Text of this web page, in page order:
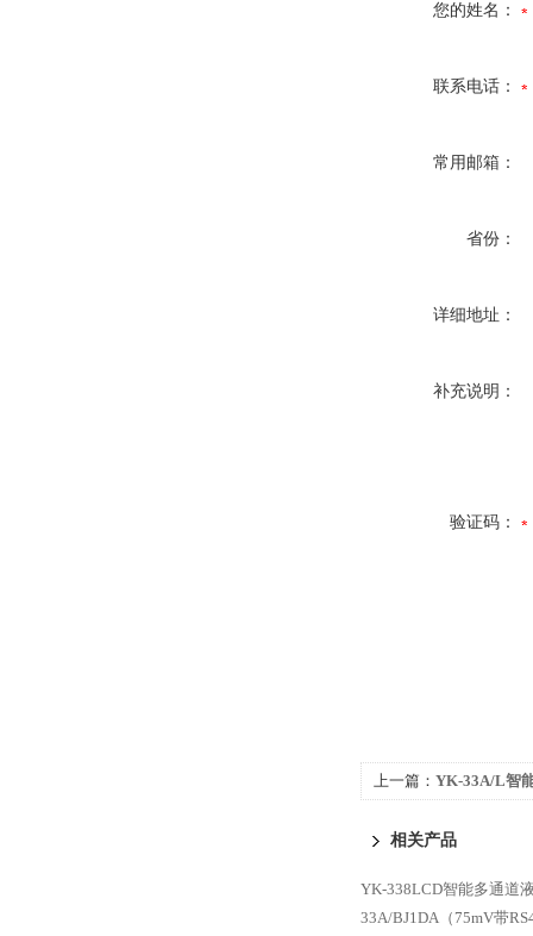
您的姓名：
联系电话：
常用邮箱：
省份：
详细地址：
补充说明：
验证码：
上一篇： YK-33A/L智
相关产品
YK-338LCD智能多通道
33A/BJ1DA（75mV带